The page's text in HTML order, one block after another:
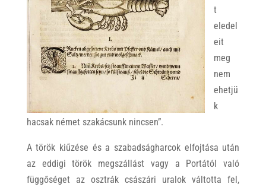
t
eledel
eit
meg
nem
ehetjü
k
hacsak német szakácsunk nincsen”.
A török kiűzése és a szabadságharcok elfojtása után
az eddigi török megszállást vagy a Portától való
függőséget az osztrák császári uralok váltotta fel,